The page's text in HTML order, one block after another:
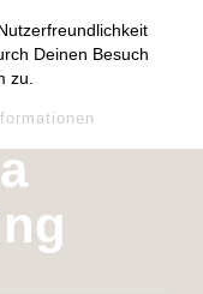
Deinen Besuch
zu.